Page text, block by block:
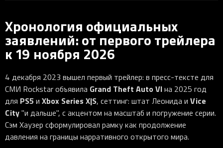
Хронология официальных
заявлений: от первого трейлера
к 19 ноября 2026
4 декабря 2023 вышел первый трейлер: в пресс-тексте для
СМИ Rockstar объявила Grand Theft Auto VIна 2025 год
для PS5 и Xbox Series X|S, сеттинг: штат Леонида и Vice
City"и дальше", с акцентом на масштаб и погружение серии.
Сэм Хаузер сформулировал рамку как продолжение
давления на границы нарративного открытого мира.